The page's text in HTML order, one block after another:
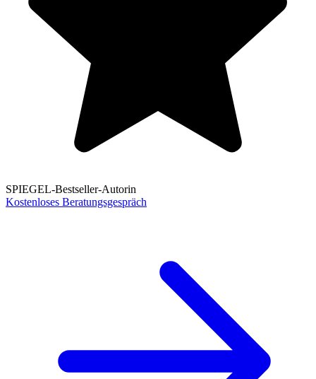
SPIEGEL-Bestseller-Autorin
Kostenloses Beratungsgespräch